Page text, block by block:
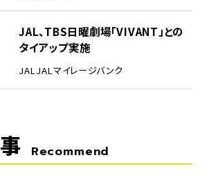
JAL、TBS日曜劇場「VIVANT」との
タイアップ実施
JALJALマイレージバンク
Recommend